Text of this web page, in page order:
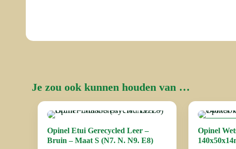
Je zou ook kunnen houden van …
Opinel Etui Gerecycled Leer –
Bruin – Maat S (N7. N. N9. E8)
Opinel